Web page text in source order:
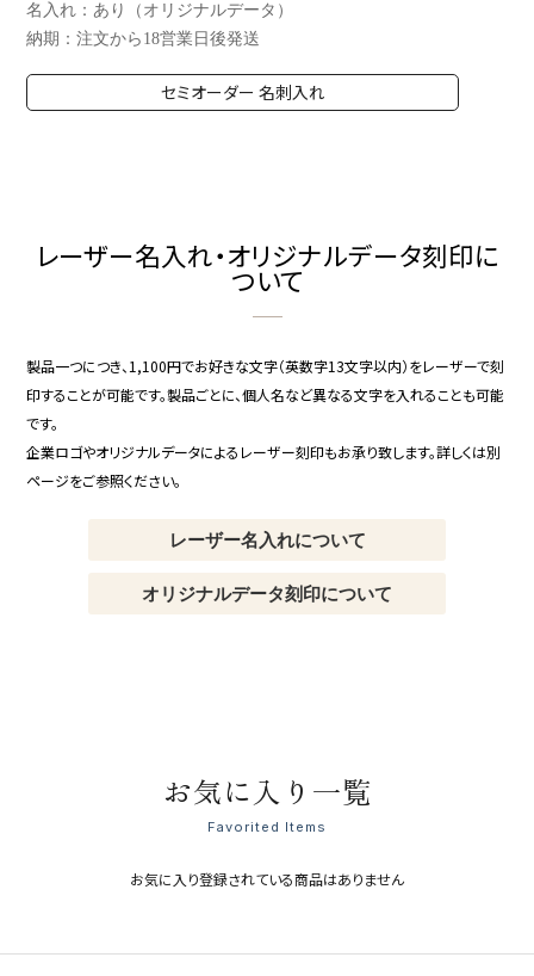
名入れ：あり（オリジナルデータ）
納期：注文から18営業日後発送
セミオーダー 名刺入れ
レーザー名入れ・オリジナルデータ刻印に
ついて
製品一つにつき、1,100円でお好きな文字（英数字13文字以内）をレーザーで刻
印することが可能です。製品ごとに、個人名など異なる文字を入れることも可能
です。
企業ロゴやオリジナルデータによるレーザー刻印もお承り致します。詳しくは別
ページをご参照ください。
レーザー名入れについて
オリジナルデータ刻印について
お気に入り一覧
Favorited Items
お気に入り登録されている商品はありません